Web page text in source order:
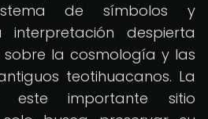
de símbolos y
interpretación despierta
la cosmología y las
teotihuacanos. La
este importante sitio